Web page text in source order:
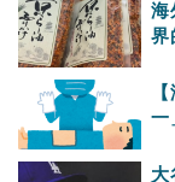
海
界
一
大